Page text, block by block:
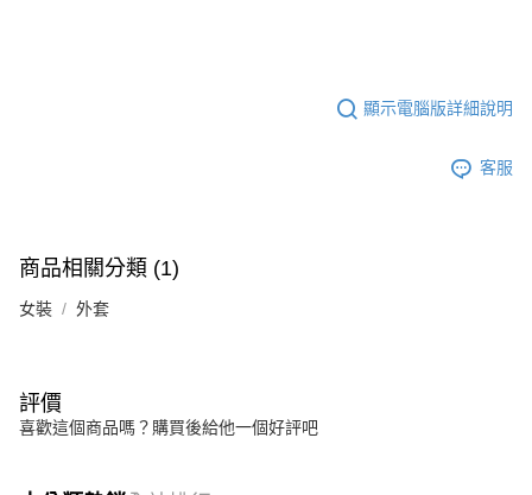
顯示電腦版詳細說明
客服
商品相關分類 (1)
女裝 外套
評價
喜歡這個商品嗎？購買後給他一個好評吧